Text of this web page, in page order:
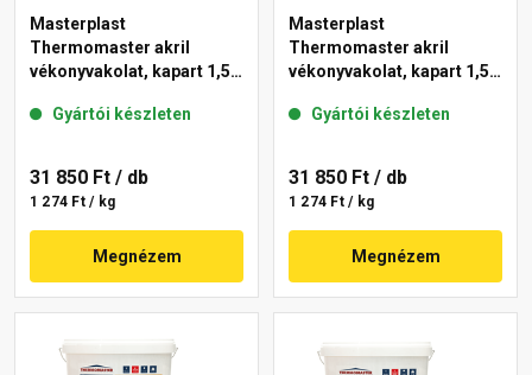
Masterplast
Thermomaster akril
vékonyvakolat, kapart 1,5
Gyártói készleten
31 850 Ft / db
1 274 Ft / kg
Megnézem
Masterplast
Thermomaster akril
vékonyvakolat, kapart 1,5
Gyártói készleten
31 850 Ft / db
1 274 Ft / kg
Megnézem